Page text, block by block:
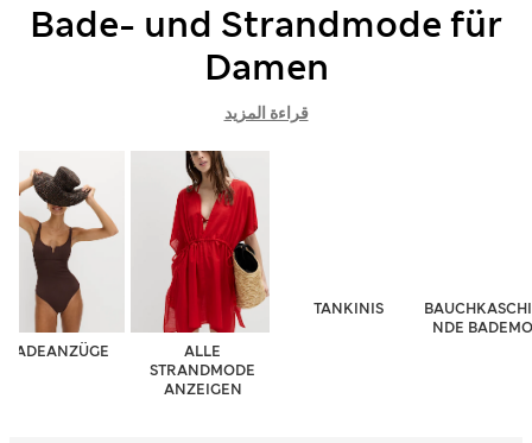
Bade- und Strandmode für
Damen
قراءة المزيد
BADEANZÜGE
ALLE
STRANDMODE
ANZEIGEN
TANKINIS
NDE